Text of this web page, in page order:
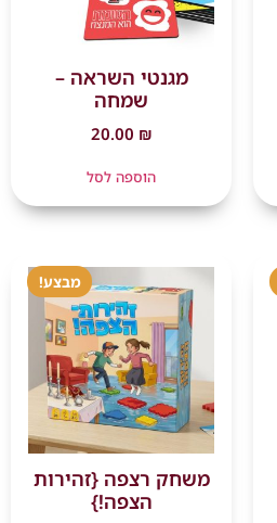
מגנטי השראה –
שמחה
20.00 ₪
הוספה לסל
מבצע!
משחק רצפה {זהירות
הצפה!}